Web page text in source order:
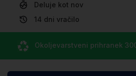
Deluje kot nov
14 dni vračilo
Okoljevarstveni prihranek